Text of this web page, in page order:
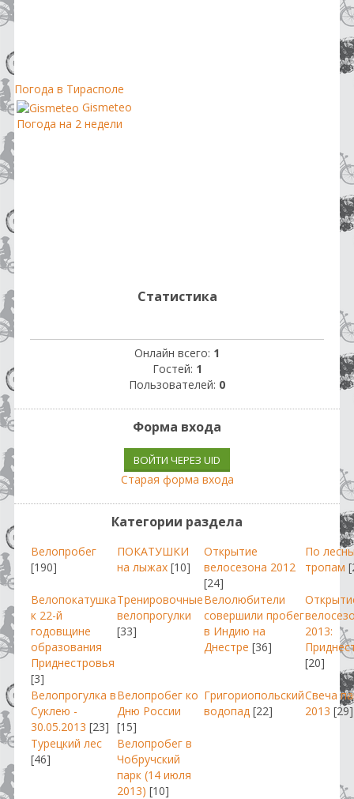
Погода в Тирасполе
Gismeteo
Погода на 2 недели
Статистика
Онлайн всего: 1
Гостей: 1
Пользователей: 0
Форма входа
ВОЙТИ ЧЕРЕЗ UID
Старая форма входа
Категории раздела
Велопробег
[190]
ПОКАТУШКИ
на лыжах [10]
Открытие
велосезона 2012
[24]
По
тропам
Велопокатушка
к 22-й
годовщине
образования
Приднестровья
[3]
Тренировочные
велопрогулки
[33]
Велолюбители
совершили пробег
в Индию на
Днестре [36]
2013:
[20]
Велопрогулка в
Суклею -
30.05.2013 [23]
Велопробег ко
Дню России
[15]
Григориопольский
водопад [22]
Свеча
2013 [29]
Турецкий лес
[46]
Велопробег в
Чобручский
парк (14 июля
2013) [10]